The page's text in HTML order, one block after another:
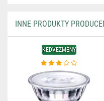
INNE PRODUKTY
KEDVEZMÉNY